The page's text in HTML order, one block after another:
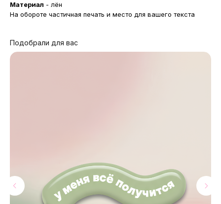
Материал - лён
На обороте частичная печать и место для вашего текста
Подобрали для вас
МАГАЗИНЫ
Потрогать, примерить,